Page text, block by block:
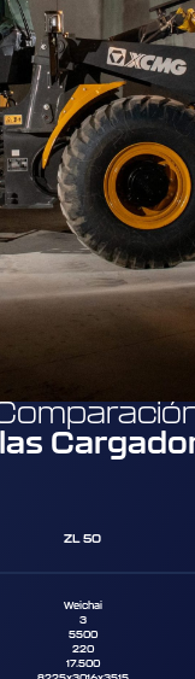
ZL 50
Weichai
3
5500
220
17.500